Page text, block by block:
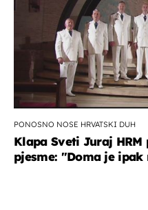
PONOSNO NOSE HRVATSKI DUH
Klapa Sveti Juraj
pjesme: "Doma je ipak